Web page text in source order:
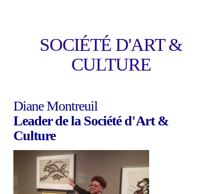
SOCIÉTÉ D'ART &
CULTURE
Diane Montreuil
Leader de la Société d'Art &
Culture